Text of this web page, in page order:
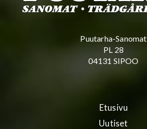
Puutarha-Sanomat
PL 28
04131 SIPOO
Etusivu
Uutiset